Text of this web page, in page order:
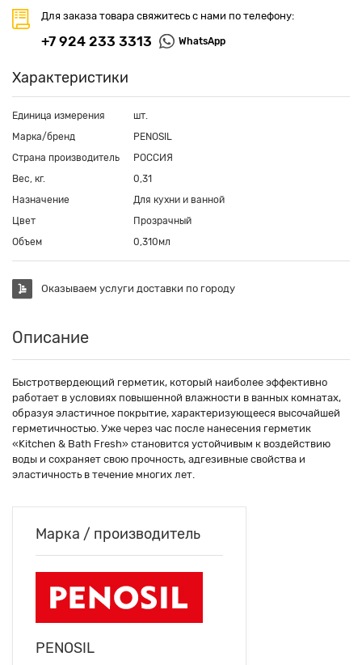
Для заказа товара свяжитесь с нами по телефону:
+7 924 233 3313 WhatsApp
Характеристики
Единица измерения
шт.
Марка/бренд
PENOSIL
Страна производитель
РОССИЯ
Вес, кг.
0,31
Назначение
Для кухни и ванной
Цвет
Прозрачный
Объем
0,310мл
Оказываем услуги доставки по городу
Описание
Быстротвердеющий герметик, который наиболее эффективно
работает в условиях повышенной влажности в ванных комнатах,
образуя эластичное покрытие, характеризующееся высочайшей
герметичностью. Уже через час после нанесения герметик
«Kitchen & Bath Fresh» становится устойчивым к воздействию
воды и сохраняет свою прочность, адгезивные свойства и
эластичность в течение многих лет.
Марка / производитель
PENOSIL